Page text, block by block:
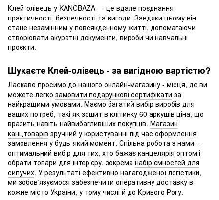
Клей-олівець у KANCBAZA — це вдале поєднання
практичності, безпечності та вигоди. Завдяки цьому він
стане незамінним у повсякденному житті, допомагаючи
створювати акуратні документи, вироби чи навчальні
проєкти.
Шукаєте Клей-олівець - за вигідною вартістю?
Ласкаво просимо до нашого онлайн-магазину - місця, де ви
можете легко замовити подарункові сертифікати за
найкращими умовами. Маємо багатий вибір виробів для
ваших потреб, такі як зошит в клітинку 60 аркушів ціна, що
вразить навіть найвибагливіших покупців. Магазин
канцтоварів зручний у користуванні під час оформлення
замовлення у будь-який момент. Спільна робота з нами —
оптимальний вибір для тих, хто бажає канцелярія оптом і
обрати товари для інтер’єру, зокрема набір ємностей для
сипучих. У результаті ефективно налагодженої логістики,
ми зобов’язуємося забезпечити оперативну доставку в
кожне місто України, у тому числі й до Кривого Рогу.